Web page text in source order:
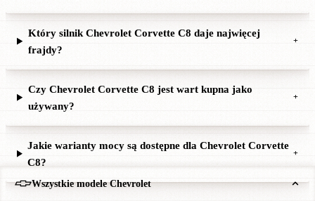
Który silnik Chevrolet Corvette C8 daje najwięcej
frajdy?
+
Czy Chevrolet Corvette C8 jest wart kupna jako
używany?
+
Jakie warianty mocy są dostępne dla Chevrolet Corvette
C8?
+
Wszystkie modele Chevrolet